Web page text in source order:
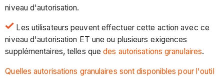
niveau d'autorisation.
Les utilisateurs peuvent effectuer cette action avec ce
niveau d'autorisation ET une ou plusieurs exigences
supplémentaires, telles quedes autorisations granulaires.
Quelles autorisations granulaires sont disponibles pour l'outil